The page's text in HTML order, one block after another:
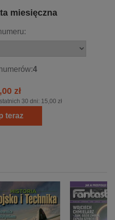
miesięczna
4
zł
30 dni: 15,00 zł
teraz